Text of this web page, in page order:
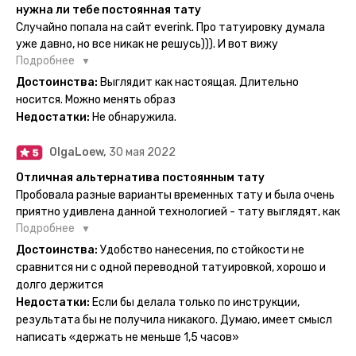
нужна ли тебе постоянная тату
Случайно попала на сайт everink. Про татуировку думала
уже давно, но все никак не решусь))). И вот вижу
великолепный каталог everink. Тату на любой вкус.
Заказала и не пожалела. Супер. Выглядит как настоящая.
Посмотрю как булет ы носке. Обязательно закажу ещё.
Подробнее
Достоинства: Выглядит как настоящая. Длительно
носится. Можно менять образ
Недостатки: Не обнаружила.
OlgaLoew, 30 мая 2022
Отличная альтернатива постоянным тату
Пробовала разные варианты временных тату и была очень
приятно удивлена данной технологией - тату выглядят, как
настоящие, и не тускнеют больше недели даже несмотря
на контакты с водой! На сайте очень большой выбор по
тематике и размерам, быстрая доставка. Заказывала сразу
очередного рисунка у меня на руке друзья до сих пор
каждый раз уточняют, временная ли тату или я всё-таки
решила себе что-то набить :) Т. к. если следовать
инструкции, то её действительно не отличить от
Подробнее
Достоинства: Удобство нанесения, по стойкости не
сравнится ни с одной переводной татуировкой, хорошо и
долго держится
Недостатки: Если бы делала только по инструкции,
результата бы не получила никакого. Думаю, имеет смысл
написать «держать не меньше 1,5 часов»